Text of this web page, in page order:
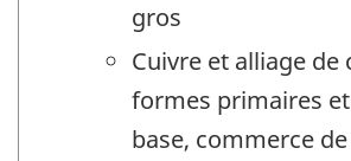
gros
Cuivre et alliage de
formes primaires
base, commerce